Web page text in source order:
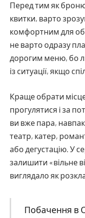
Перед тим як
квитки, варто
комфортним для
не варто одразу
дорогим меню, бо
із ситуації, якщо
Краще обрати
прогулятися і за
ви вже пара,
театр, катер,
або дегустацію. У
залишити «вільне
виглядало як
Побачення в